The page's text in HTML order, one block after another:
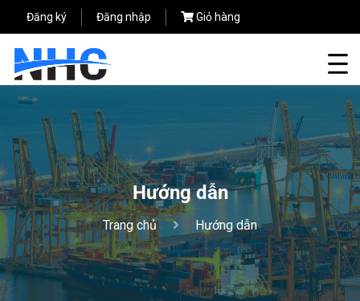
Đăng ký Đăng nhập Giỏ hàng
Hướng dẫn
Trang chủ Hướng dẫn